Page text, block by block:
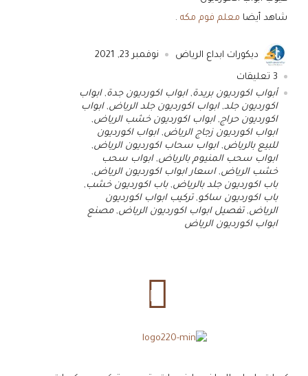
شاهد أيضا معلم فوم مكه .
ديكورات ابداع الرياض نوفمبر 23, 2021
3 تعليقات
أبواب اكورديون بريدة,ابواب اكورديون جدة,ابواب
اكورديون جلد,ابواب اكورديون جلد الرياض,ابواب
اكورديون حراج,ابواب اكورديون خشب الرياض,
ابواب اكورديون زجاج الرياض,ابواب اكورديون
للبيع بالرياض,ابواب سحاب اكورديون الرياض,
ابواب سحب المنيوم بالرياض,ابواب سحب
خشب الرياض,اسعار ابواب اكورديون الرياض,
باب اكورديون جلد بالرياض,باب اكورديون خشب ,
باب اكورديون ساكو,تركيب ابواب اكورديون
الرياض,تفصيل ابواب اكورديون الرياض,مصنع
ابواب اكورديون الرياض